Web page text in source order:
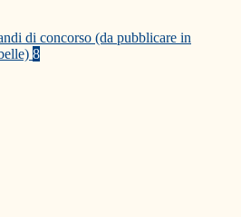
di concorso (da pubblicare in
8